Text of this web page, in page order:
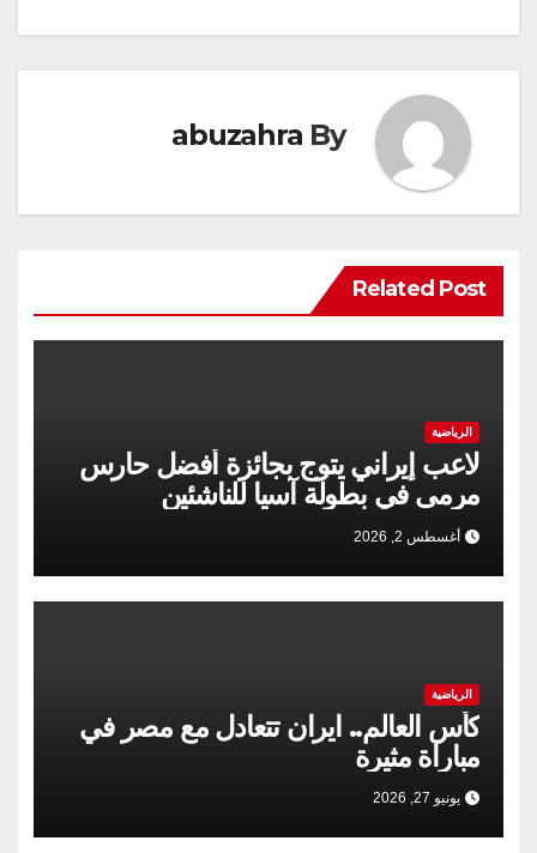
By
abuzahra
Related Post
الرياضية
لاعب إیراني يتوج بجائزة أفضل حارس
مرمى في بطولة آسيا للناشئين
أغسطس 2, 2026
الرياضية
كأس العالم.. ايران تتعادل مع مصر في
مباراة مثيرة
يونيو 27, 2026